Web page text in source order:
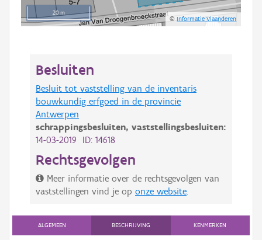
20 m
©Informatie Vlaanderen
Besluiten
Besluit tot vaststelling van de inventaris
bouwkundig erfgoed in de provincie
Antwerpen
schrappingsbesluiten, vaststellingsbesluiten:
14-03-2019 ID: 14618
Rechtsgevolgen
Meer informatie over de rechtsgevolgen van
vaststellingen vind je op onze website
ALGEMEEN BESCHRIJVING KENMERKEN